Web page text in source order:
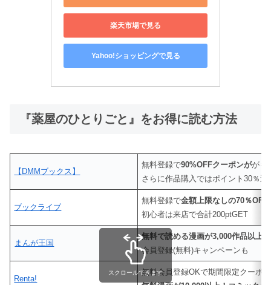
楽天市場で見る
Yahoo!ショッピングで見る
『薬屋のひとりごと』をお得に読む方法
【DMMブックス】
無料登録で90%OFFクーポンががも
さらに作品購入ではポイント30％還
ブックライブ
無料登録で金額上限なしの70％
初心者は来店で合計200ptGET
まんが王国
無料で読める漫画が3,000作品以上！
会員登録(無料)キャンペーンも
Renta!
無料会員登録OKで期間限定クーポ
スクロールできます